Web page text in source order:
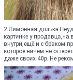
2.Лимонная
картинке у продавца,на
внутри,ещё и с браком
которое ничем не
даже своих 40р. Не